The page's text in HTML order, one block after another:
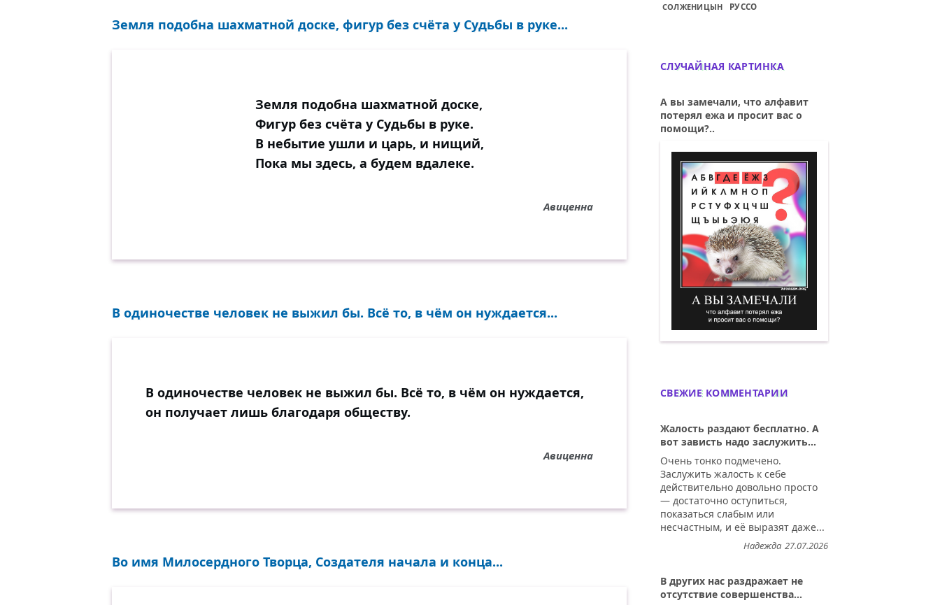
Земля подобна шахматной доске, фигур без счёта у Судьбы в руке...
Земля подобна шахматной доске,
Фигур без счёта у Судьбы в руке.
В небытие ушли и царь, и нищий,
Пока мы здесь, а будем вдалеке.
Авиценна
В одиночестве человек не выжил бы. Всё то, в чём он нуждается...
В одиночестве человек не выжил бы. Всё то, в чём он нуждается,
он получает лишь благодаря обществу.
Авиценна
Во имя Милосердного Творца, Создателя начала и конца...
СОЛЖЕНИЦЫН РУССО
СЛУЧАЙНАЯ КАРТИНКА
А вы замечали, что алфавит
потерял ежа и просит вас о
помощи?..
А вы замечали, что алфавит потерял
СВЕЖИЕ КОММЕНТАРИИ
Жалость раздают бесплатно. А
вот зависть надо заслужить...
Очень тонко подмечено.
Заслужить жалость к себе
действительно довольно просто
— достаточно оступиться,
показаться слабым или
несчастным, и её выразят даже...
27.07.2026
Надежда
В других нас раздражает не
отсутствие совершенства...